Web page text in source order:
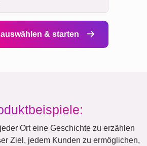
& starten
Ort eine Geschichte zu erzählen
Ziel, jedem Kunden zu ermöglichen,